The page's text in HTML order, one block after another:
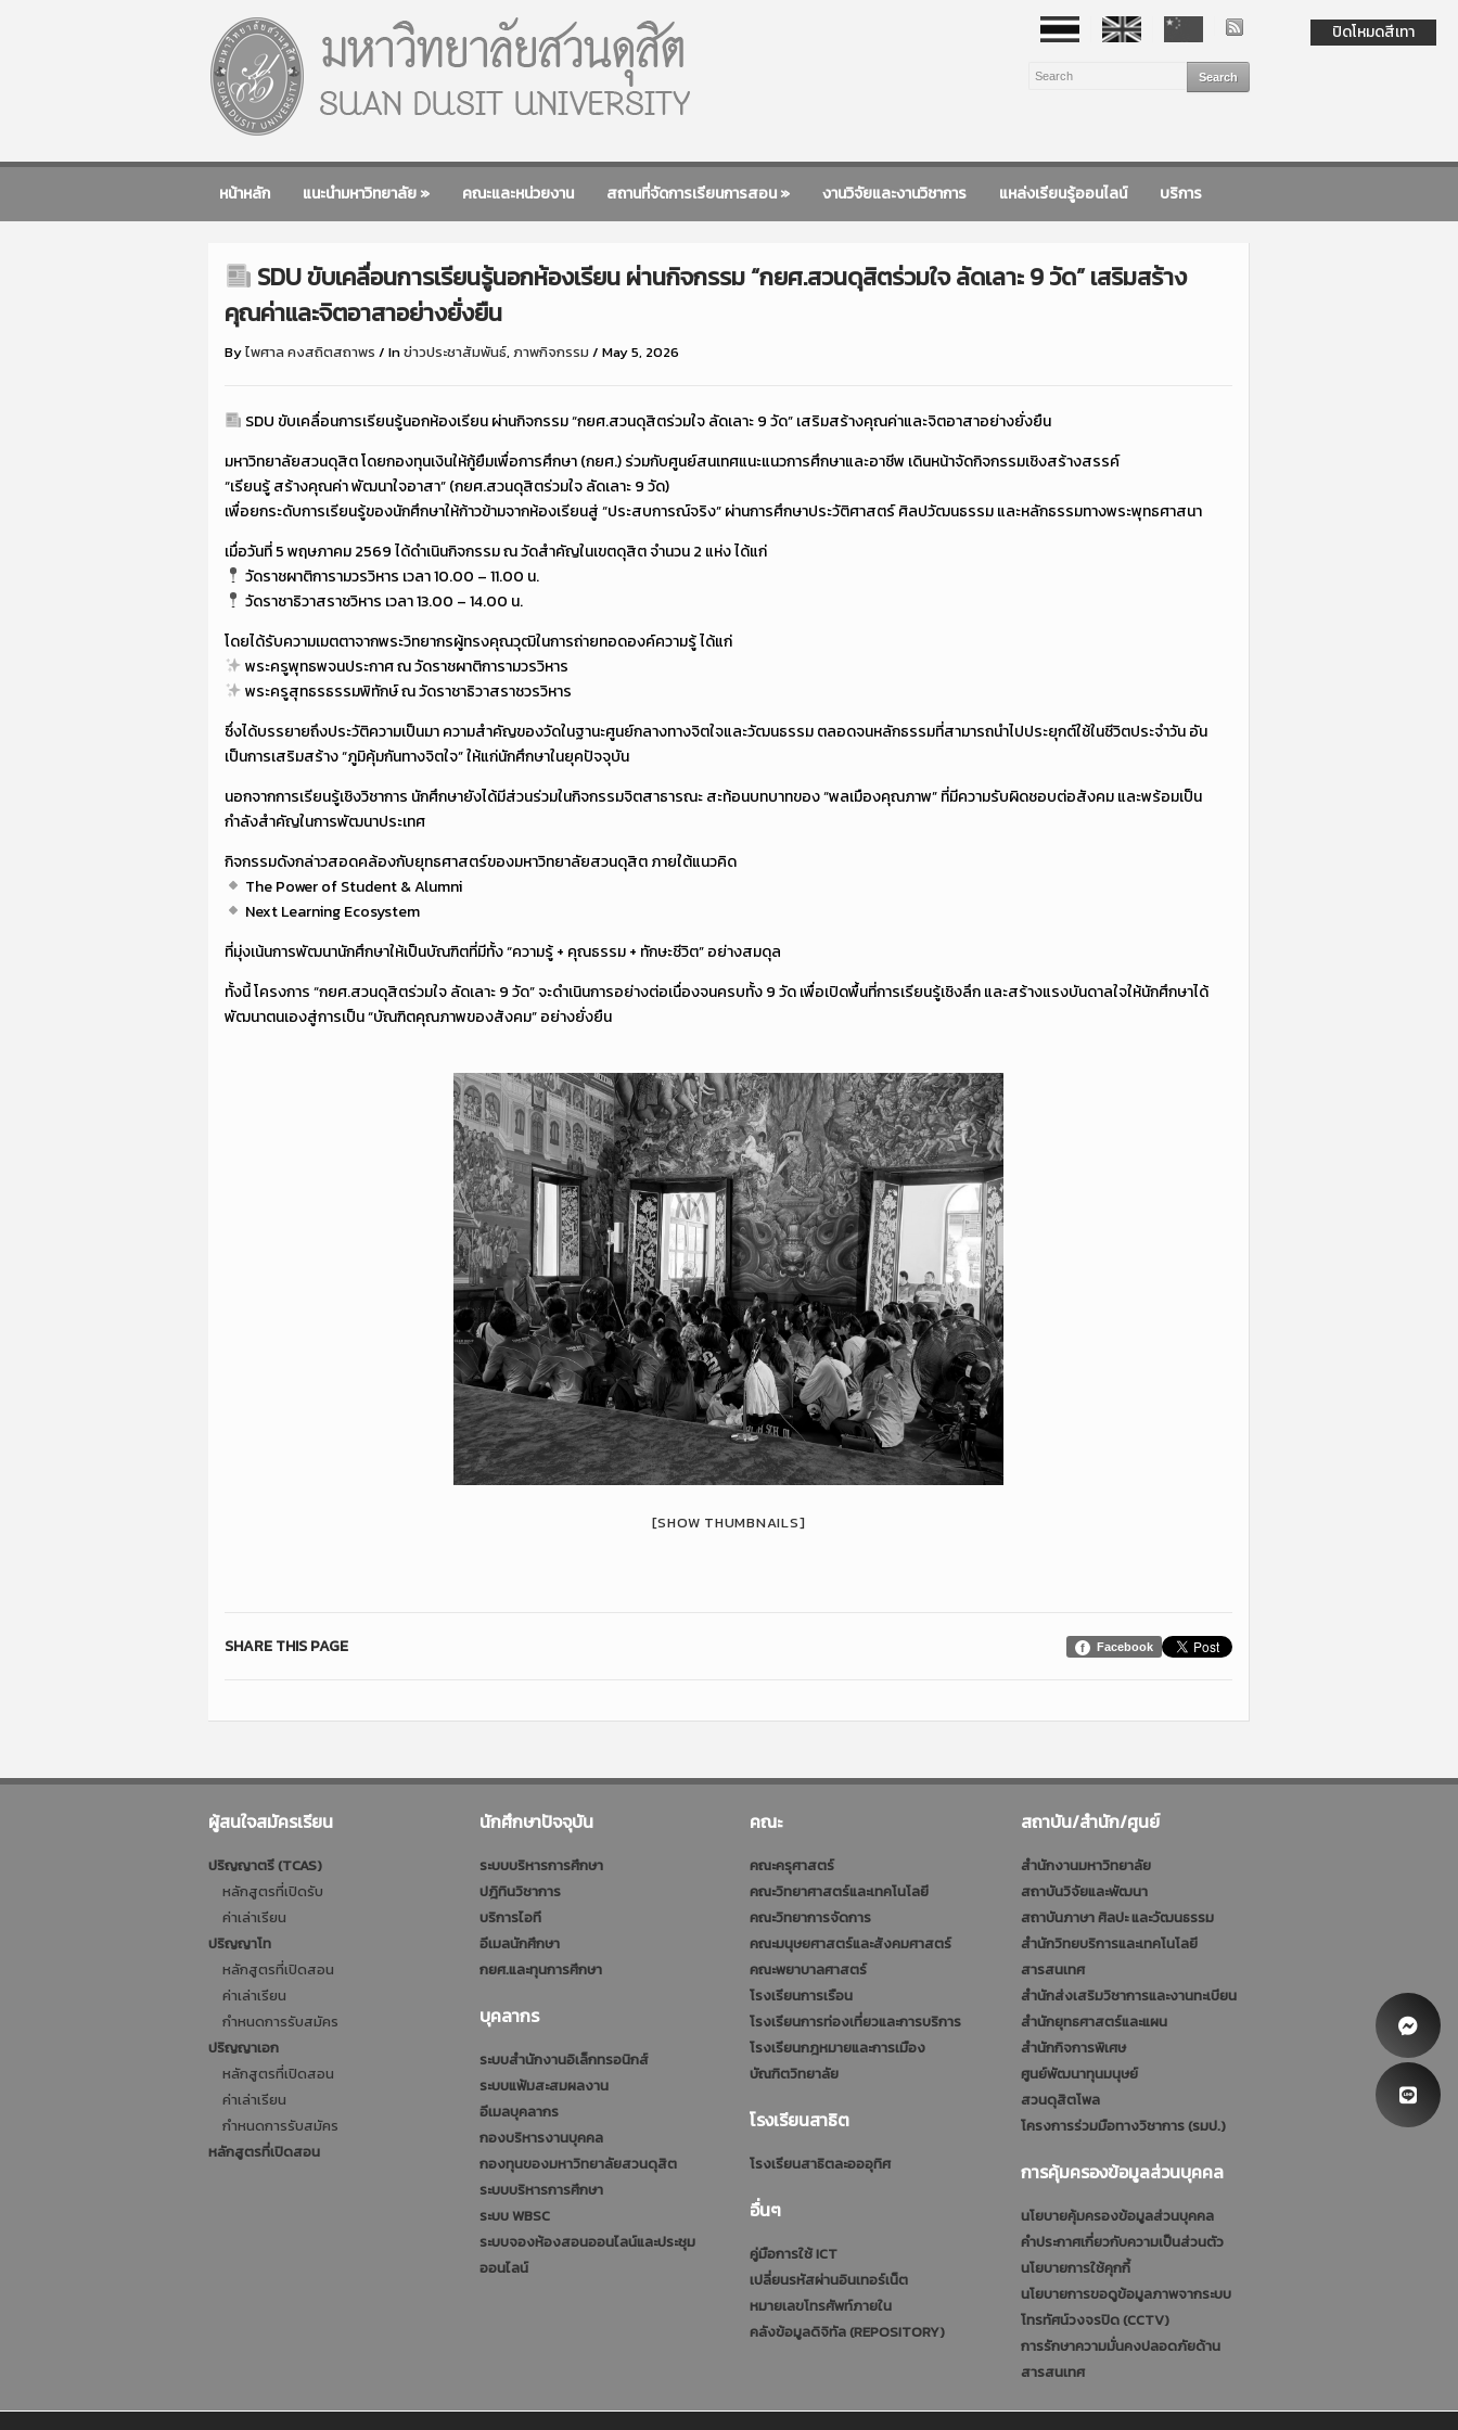
หน้าหลัก แนะนำมหาวิทยาลัย» คณะและหน่วยงาน สถานที่จัดการเรียนการสอน» งานวิจัยและงานวิชาการ แหล่งเรียนรู้ออนไลน์ บริการ
SDU ขับเคลื่อนการเรียนรู้นอกห้องเรียน ผ่านกิจกรรม “กยศ.สวนดุสิตร่วมใจ ลัดเลาะ 9 วัด” เสริมสร้าง
คุณค่าและจิตอาสาอย่างยั่งยืน
Byไพศาล คงสถิตสถาพร / Inข่าวประชาสัมพันธ์, ภาพกิจกรรม / May 5, 2026
SDU ขับเคลื่อนการเรียนรู้นอกห้องเรียน ผ่านกิจกรรม “กยศ.สวนดุสิตร่วมใจ ลัดเลาะ 9 วัด” เสริมสร้างคุณค่าและจิตอาสาอย่างยั่งยืน
มหาวิทยาลัยสวนดุสิต โดยกองทุนเงินให้กู้ยืมเพื่อการศึกษา (กยศ.) ร่วมกับศูนย์สนเทศแนะแนวการศึกษาและอาชีพ เดินหน้าจัดกิจกรรมเชิงสร้างสรรค์
“เรียนรู้ สร้างคุณค่า พัฒนาใจอาสา” (กยศ.สวนดุสิตร่วมใจ ลัดเลาะ 9 วัด)
เพื่อยกระดับการเรียนรู้ของนักศึกษาให้ก้าวข้ามจากห้องเรียนสู่ “ประสบการณ์จริง” ผ่านการศึกษาประวัติศาสตร์ ศิลปวัฒนธรรม และหลักธรรมทางพระพุทธศาสนา
เมื่อวันที่ 5 พฤษภาคม 2569 ได้ดำเนินกิจกรรม ณ วัดสำคัญในเขตดุสิต จำนวน 2 แห่ง ได้แก่
วัดราชผาติการามวรวิหาร เวลา 10.00 – 11.00 น.
วัดราชาธิวาสราชวิหาร เวลา 13.00 – 14.00 น.
โดยได้รับความเมตตาจากพระวิทยากรผู้ทรงคุณวุฒิในการถ่ายทอดองค์ความรู้ ได้แก่
พระครูพุทธพจนประกาศ ณ วัดราชผาติการามวรวิหาร
พระครูสุทธรธรรมพิทักษ์ ณ วัดราชาธิวาสราชวรวิหาร
ซึ่งได้บรรยายถึงประวัติความเป็นมา ความสำคัญของวัดในฐานะศูนย์กลางทางจิตใจและวัฒนธรรม ตลอดจนหลักธรรมที่สามารถนำไปประยุกต์ใช้ในชีวิตประจำวัน อัน
เป็นการเสริมสร้าง “ภูมิคุ้มกันทางจิตใจ” ให้แก่นักศึกษาในยุคปัจจุบัน
นอกจากการเรียนรู้เชิงวิชาการ นักศึกษายังได้มีส่วนร่วมในกิจกรรมจิตสาธารณะ สะท้อนบทบาทของ “พลเมืองคุณภาพ” ที่มีความรับผิดชอบต่อสังคม และพร้อมเป็น
กำลังสำคัญในการพัฒนาประเทศ
กิจกรรมดังกล่าวสอดคล้องกับยุทธศาสตร์ของมหาวิทยาลัยสวนดุสิต ภายใต้แนวคิด
The Power of Student & Alumni
Next Learning Ecosystem
ที่มุ่งเน้นการพัฒนานักศึกษาให้เป็นบัณฑิตที่มีทั้ง “ความรู้ + คุณธรรม + ทักษะชีวิต” อย่างสมดุล
ทั้งนี้ โครงการ “กยศ.สวนดุสิตร่วมใจ ลัดเลาะ 9 วัด” จะดำเนินการอย่างต่อเนื่องจนครบทั้ง 9 วัด เพื่อเปิดพื้นที่การเรียนรู้เชิงลึก และสร้างแรงบันดาลใจให้นักศึกษาได้
พัฒนาตนเองสู่การเป็น “บัณฑิตคุณภาพของสังคม” อย่างยั่งยืน
[SHOW THUMBNAILS]
Facebook
SHARE THIS PAGE
ผู้สนใจสมัครเรียน
ปริญญาตรี (TCAS)
หลักสูตรที่เปิดรับ
ค่าเล่าเรียน
ปริญญาโท
หลักสูตรที่เปิดสอน
ค่าเล่าเรียน
กำหนดการรับสมัคร
ปริญญาเอก
หลักสูตรที่เปิดสอน
ค่าเล่าเรียน
กำหนดการรับสมัคร
หลักสูตรที่เปิดสอน
นักศึกษาปัจจุบัน
ระบบบริหารการศึกษา
ปฎิทินวิชาการ
บริการไอที
อีเมลนักศึกษา
กยศ.และทุนการศึกษา
บุคลากร
ระบบสำนักงานอิเล็กทรอนิกส์
ระบบแฟ้มสะสมผลงาน
อีเมลบุคลากร
กองบริหารงานบุคคล
กองทุนของมหาวิทยาลัยสวนดุสิต
ระบบบริหารการศึกษา
ระบบ WBSC
ระบบจองห้องสอนออนไลน์และประชุม
ออนไลน์
คณะ
คณะครุศาสตร์
คณะวิทยาศาสตร์และเทคโนโลยี
คณะวิทยาการจัดการ
คณะมนุษยศาสตร์และสังคมศาสตร์
คณะพยาบาลศาสตร์
โรงเรียนการเรือน
โรงเรียนการท่องเที่ยวและการบริการ
โรงเรียนกฎหมายและการเมือง
บัณฑิตวิทยาลัย
โรงเรียนสาธิต
โรงเรียนสาธิตละอออุทิศ
อื่นๆ
คู่มือการใช้ ICT
เปลี่ยนรหัสผ่านอินเทอร์เน็ต
หมายเลขโทรศัพท์ภายใน
คลังข้อมูลดิจิทัล (REPOSITORY)
สถาบัน/สำนัก/ศูนย์
สำนักงานมหาวิทยาลัย
สถาบันวิจัยและพัฒนา
สถาบันภาษา ศิลปะ และวัฒนธรรม
สำนักวิทยบริการและเทคโนโลยี
สารสนเทศ
สำนักส่งเสริมวิชาการและงานทะเบียน
สำนักยุทธศาสตร์และแผน
สำนักกิจการพิเศษ
ศูนย์พัฒนาทุนมนุษย์
สวนดุสิตโพล
โครงการร่วมมือทางวิชาการ (รมป.)
การคุ้มครองข้อมูลส่วนบุคคล
นโยบายคุ้มครองข้อมูลส่วนบุคคล
คำประกาศเกี่ยวกับความเป็นส่วนตัว
นโยบายการใช้คุกกี้
นโยบายการขอดูข้อมูลภาพจากระบบ
โทรทัศน์วงจรปิด (CCTV)
การรักษาความมั่นคงปลอดภัยด้าน
สารสนเทศ
ปิดโหมดสีเทา